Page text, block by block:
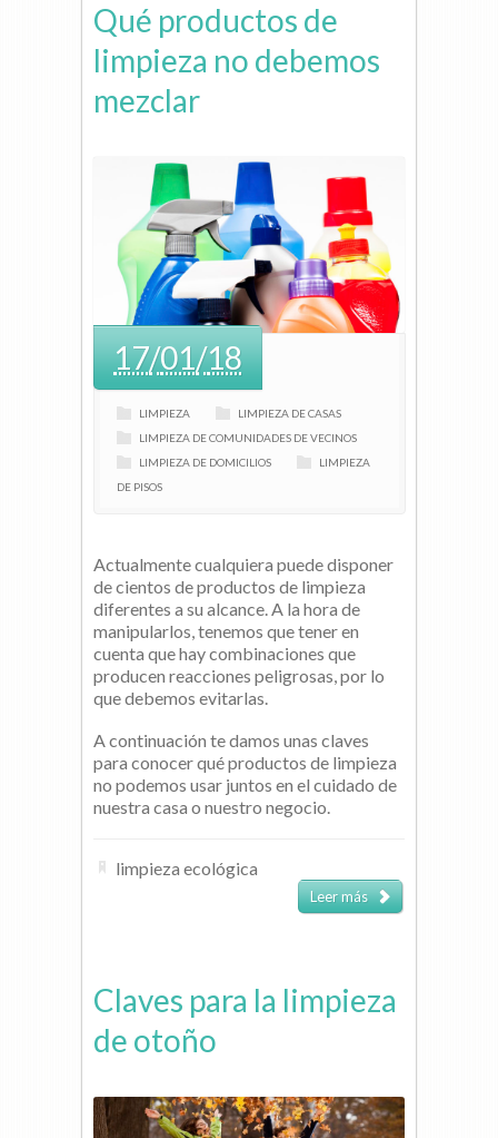
Qué productos de
limpieza no debemos
mezclar
17/01/18
LIMPIEZA
LIMPIEZA DE CASAS
LIMPIEZA DE COMUNIDADES DE VECINOS
LIMPIEZA DE DOMICILIOS
LIMPIEZA
DE PISOS
Actualmente cualquiera puede disponer
de cientos de productos de limpieza
diferentes a su alcance. A la hora de
manipularlos, tenemos que tener en
cuenta que hay combinaciones que
producen reacciones peligrosas, por lo
que debemos evitarlas.
A continuación te damos unas claves
para conocer qué productos de limpieza
no podemos usar juntos en el cuidado de
nuestra casa o nuestro negocio.
limpieza ecológica
Leer más
Claves para la limpieza
de otoño